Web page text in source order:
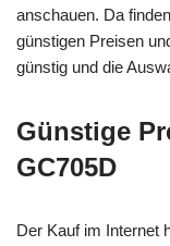
anschauen. Da
günstigen Preisen
günstig und die
Günstige
GC705D
Der Kauf im Internet